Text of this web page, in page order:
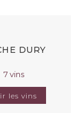
DURY
7 vins
les vins